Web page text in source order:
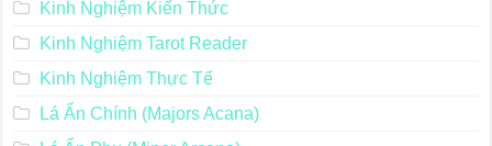
Kinh Nghiệm Kiến Thức
Kinh Nghiệm Tarot Reader
Kinh Nghiệm Thực Tế
Lá Ẩn Chính (Majors Acana)